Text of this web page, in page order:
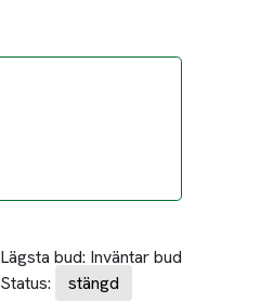
Lägsta bud: Inväntar bud
Status:
stängd